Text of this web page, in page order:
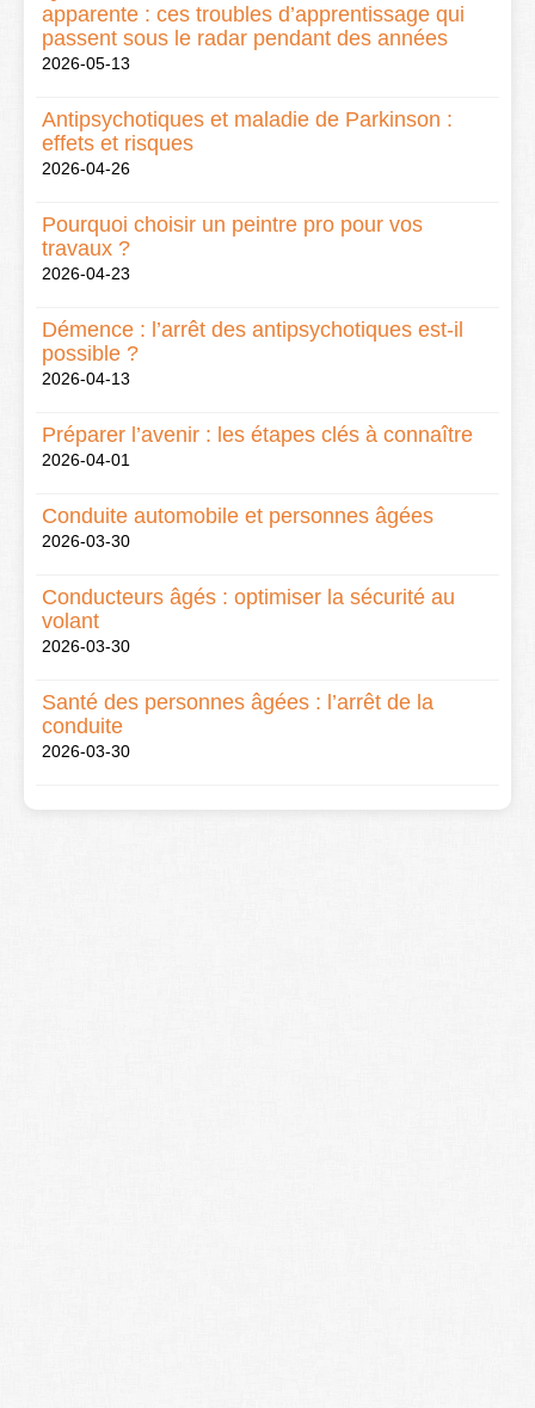
apparente : ces troubles d’apprentissage qui
passent sous le radar pendant des années
2026-05-13
Antipsychotiques et maladie de Parkinson :
effets et risques
2026-04-26
Pourquoi choisir un peintre pro pour vos
travaux ?
2026-04-23
Démence : l’arrêt des antipsychotiques est-il
possible ?
2026-04-13
Préparer l’avenir : les étapes clés à connaître
2026-04-01
Conduite automobile et personnes âgées
2026-03-30
Conducteurs âgés : optimiser la sécurité au
volant
2026-03-30
Santé des personnes âgées : l’arrêt de la
conduite
2026-03-30